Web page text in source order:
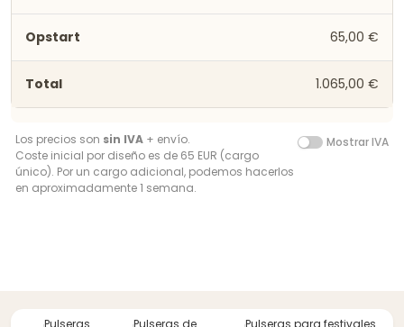
65,00 €
1.065,00 €
Los precios son sin IVA + envío.
Coste inicial por diseño es de 65 EUR (cargo
único). Por un cargo adicional, podemos hacerlos
en aproximadamente 1 semana.
Mostrar IVA
Pulseras Pulseras de Pulseras para festivales